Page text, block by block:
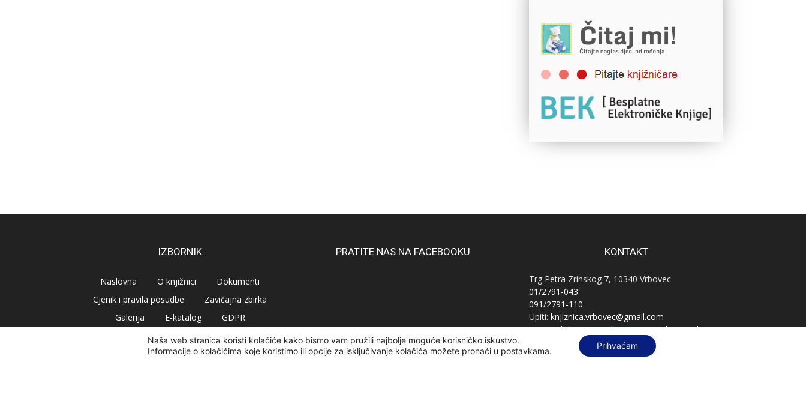
IZBORNIK
Naslovna O knjižnici
Dokumenti
Cjenik i pravila posudbe
Zavičajna zbirka
Galerija
E-katalog GDPR
PRATITE NAS NA FACEBOOKU KONTAKT
Trg Petra Zrinskog 7, 10340 Vrbovec
01/2791-043
091/2791-110
Upiti: knjiznica.vrbovec@gmail.com
Ravnatelj:knjiznica.vrbovec.ravnatelj@gmail.com
76589521396
Naša web stranica koristi kolačiće kako bismo vam pružili najbolje moguće korisničko iskustvo.
Informacije o kolačićima koje koristimo ili opcije za isključivanje kolačića možete pronaći u postavkama.
Prihvaćam